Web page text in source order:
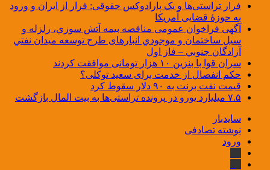
فرار تراستی‌ها و یک پارادوکس حقوقی: فرار از ایران و ورود
به حوزۀ قضایی آمریکا
آگهی فراخوان عمومی مناقصه بيمه آتش سوزي، زلزله و
سیل ساختمان و موجودي انبارهای طرح توسعه ميدان نفتي
آزادگان جنوبي – فاز اول
سران قوا با بنزین ۱۰ هزار تومانی موافقت کردند
حکم انفصال از خدمت برای سعید توکلی؟
قیمت نفت برنت به ۹۰ دلار سقوط کرد
۷.۵ میلیارد یورو در پرونده تراستی‌ها به بیت المال بازگشت
سایدبار
نوشته تصادفی
ورود